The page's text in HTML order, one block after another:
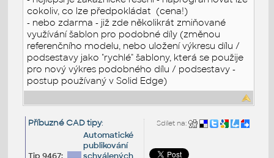
cokoliv, co lze předpokládat (cena!)
- nebo zdarma - již zde několikrát zmiňované
využívání šablon pro podobné díly (změnou
referenčního modelu, nebo uložení výkresu dílu /
podsestavy jako "rychlé" šablony, která se použije
pro nový výkres podobného dílu / podsestavy -
postup používaný v Solid Edge)
Sdílet na:
Příbuzné CAD tipy:
Tip 9467:
Automatické
publikování
schválených